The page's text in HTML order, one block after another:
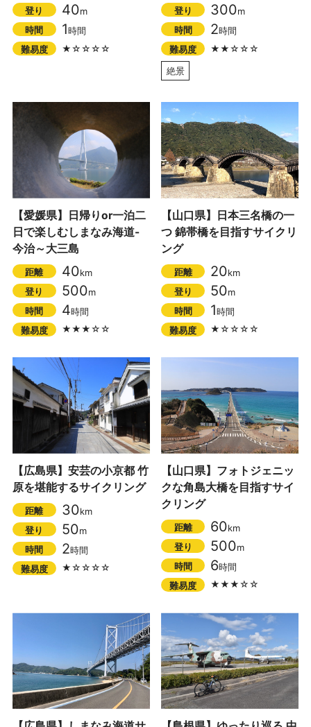
登り
40m
時間
1時間
難易度
★☆☆☆☆
登り
300m
時間
2時間
難易度
★★☆☆☆
絶景
【愛媛県】日帰りor一泊二
日で楽しむしまなみ海道-
今治～大三島
距離 40km
登り
500m
時間
4時間
難易度
★★★☆☆
【山口県】日本三名橋の一
つ 錦帯橋を目指すサイクリ
ング
距離 20km
登り
50m
時間
1時間
難易度
★☆☆☆☆
【広島県】安芸の小京都 竹
原を堪能するサイクリング
距離 30km
登り
50m
時間
2時間
難易度
★☆☆☆☆
【山口県】フォトジェニッ
クな角島大橋を目指すサイ
クリング
距離 60km
登り
500m
時間
6時間
難易度
★★★☆☆